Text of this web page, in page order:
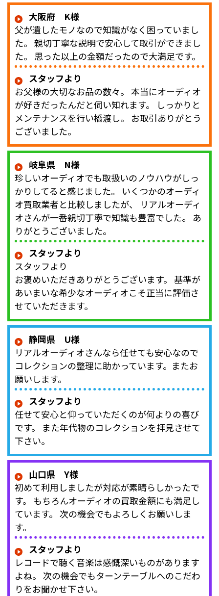
大阪府 K様
父が遺したモノなので知識がなく困っていまし
た。 親切丁寧な説明で安心して取引ができまし
た。 思った以上の金額だったので大満足です。
スタッフより
お父様の大切なお品の数々。 本当にオーディオ
が好きだったんだと伺い知れます。 しっかりと
メンテナンスを行い橋渡し。 お取引ありがとう
ございました。
岐阜県 N様
珍しいオーディオでも取扱いのノウハウがしっ
かりしてると感じました。 いくつかのオーディ
オ買取業者と比較しましたが、 リアルオーディ
オさんが一番親切丁寧で知識も豊富でした。 あ
りがとうございました。
スタッフより
スタッフより
お褒めいただきありがとうございます。 基準が
あいまいな希少なオーディオこそ正当に評価さ
せていただきます。
静岡県 U様
リアルオーディオさんなら任せても安心なので
コレクションの整理に助かっています。またお
願いします。
スタッフより
任せて安心と仰っていただくのが何よりの喜び
です。 また年代物のコレクションを拝見させて
下さい。
山口県 Y様
初めて利用しましたが対応が素晴らしかったで
す。 もちろんオーディオの買取金額にも満足し
ています。 次の機会でもよろしくお願いしま
す。
スタッフより
レコードで聴く音楽は感慨深いものがあります
よね。 次の機会でもターンテーブルへのこだわ
りをお聞かせ下さい。